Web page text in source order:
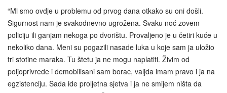
“Mi smo ovdje u problemu od prvog dana otkako su oni došli.
Sigurnost nam je svakodnevno ugrožena. Svaku noć zovem
policiju ili ganjam nekoga po dvorištu. Provaljeno je u četiri kuće u
nekoliko dana. Meni su pogazili nasade luka u koje sam ja uložio
tri stotine maraka. Tu štetu ja ne mogu naplatiti. Živim od
poljoprivrede i demobilisani sam borac, valjda imam pravo i ja na
egzistenciju. Sada ide proljetna sjetva i ja ne smijem ništa da